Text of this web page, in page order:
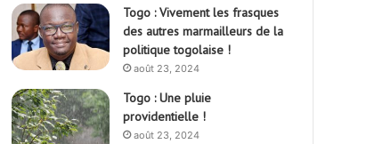
Togo : Vivement les frasques
des autres marmailleurs de la
politique togolaise !
août 23, 2024
Togo : Une pluie
providentielle !
août 23, 2024